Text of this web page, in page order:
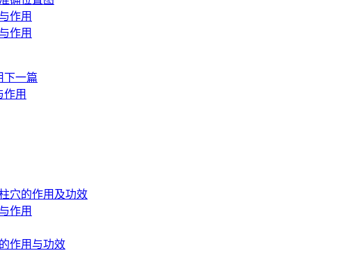
作用
作用
下一篇
作用
穴的作用及功效
作用
作用与功效